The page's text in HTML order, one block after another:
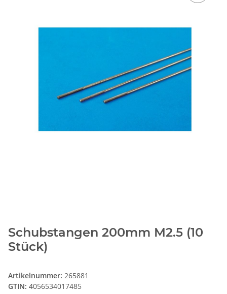
Schubstangen 200mm M2.5 (10
Stück)
Artikelnummer: 265881
GTIN: 4056534017485